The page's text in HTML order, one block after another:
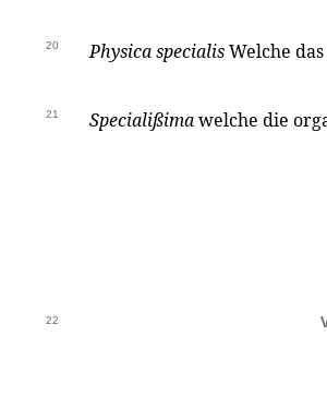
20 Physica specialisWelche
21 Specialißimawelche die
22